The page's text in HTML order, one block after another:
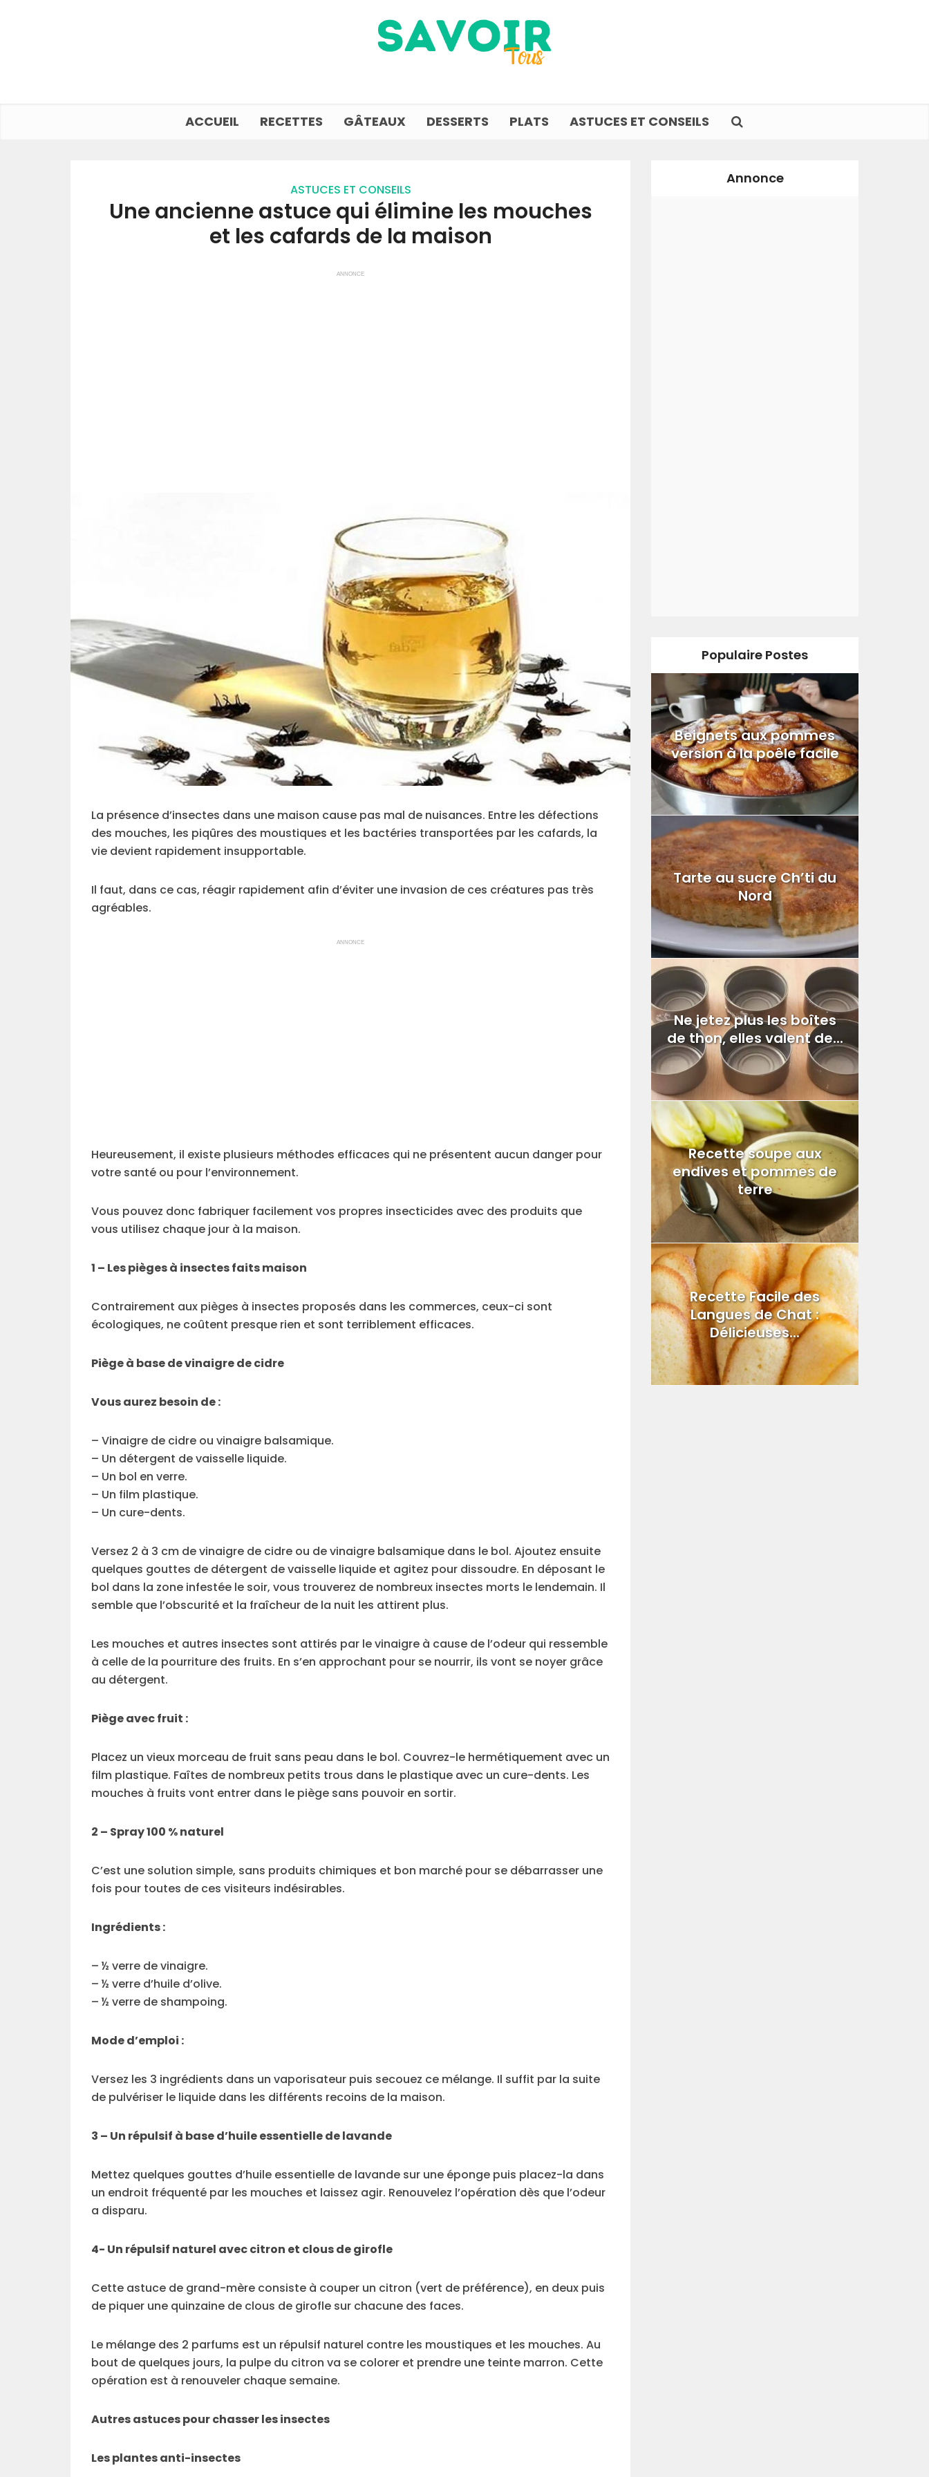
ACCUEIL RECETTES GÂTEAUX DESSERTS PLATS ASTUCES ET CONSEILS
ASTUCES ET CONSEILS
Une ancienne astuce qui élimine les mouches
et les cafards de la maison
ANNONCE
La présence d’insectes dans une maison cause pas mal de nuisances. Entre les défections
des mouches, les piqûres des moustiques et les bactéries transportées par les cafards, la
vie devient rapidement insupportable.
Il faut, dans ce cas, réagir rapidement afin d’éviter une invasion de ces créatures pas très
agréables.
ANNONCE
Heureusement, il existe plusieurs méthodes efficaces qui ne présentent aucun danger pour
votre santé ou pour l’environnement.
Vous pouvez donc fabriquer facilement vos propres insecticides avec des produits que
vous utilisez chaque jour à la maison.
1 – Les pièges à insectes faits maison
Contrairement aux pièges à insectes proposés dans les commerces, ceux-ci sont
écologiques, ne coûtent presque rien et sont terriblement efficaces.
Piège à base de vinaigre de cidre
Vous aurez besoin de :
– Vinaigre de cidre ou vinaigre balsamique.
– Un détergent de vaisselle liquide.
– Un bol en verre.
– Un film plastique.
– Un cure-dents.
Versez 2 à 3 cm de vinaigre de cidre ou de vinaigre balsamique dans le bol. Ajoutez ensuite
quelques gouttes de détergent de vaisselle liquide et agitez pour dissoudre. En déposant le
bol dans la zone infestée le soir, vous trouverez de nombreux insectes morts le lendemain. Il
semble que l’obscurité et la fraîcheur de la nuit les attirent plus.
Les mouches et autres insectes sont attirés par le vinaigre à cause de l’odeur qui ressemble
à celle de la pourriture des fruits. En s’en approchant pour se nourrir, ils vont se noyer grâce
au détergent.
Piège avec fruit :
Placez un vieux morceau de fruit sans peau dans le bol. Couvrez-le hermétiquement avec un
film plastique. Faîtes de nombreux petits trous dans le plastique avec un cure-dents. Les
mouches à fruits vont entrer dans le piège sans pouvoir en sortir.
2 – Spray 100 % naturel
C’est une solution simple, sans produits chimiques et bon marché pour se débarrasser une
fois pour toutes de ces visiteurs indésirables.
Ingrédients :
– ½ verre de vinaigre.
– ½ verre d’huile d’olive.
– ½ verre de shampoing.
Mode d’emploi :
Versez les 3 ingrédients dans un vaporisateur puis secouez ce mélange. Il suffit par la suite
de pulvériser le liquide dans les différents recoins de la maison.
3 – Un répulsif à base d’huile essentielle de lavande
Mettez quelques gouttes d’huile essentielle de lavande sur une éponge puis placez-la dans
un endroit fréquenté par les mouches et laissez agir. Renouvelez l’opération dès que l’odeur
a disparu.
4- Un répulsif naturel avec citron et clous de girofle
Cette astuce de grand-mère consiste à couper un citron (vert de préférence), en deux puis
de piquer une quinzaine de clous de girofle sur chacune des faces.
Le mélange des 2 parfums est un répulsif naturel contre les moustiques et les mouches. Au
bout de quelques jours, la pulpe du citron va se colorer et prendre une teinte marron. Cette
opération est à renouveler chaque semaine.
Autres astuces pour chasser les insectes
Les plantes anti-insectes
Annonce
Populaire Postes
Beignets aux pommes
version à la poêle facile
Tarte au sucre Ch’ti du
Nord
Ne jetez plus les boîtes
de thon, elles valent de...
Recette soupe aux
endives et pommes de
terre
Recette Facile des
Langues de Chat :
Délicieuses...